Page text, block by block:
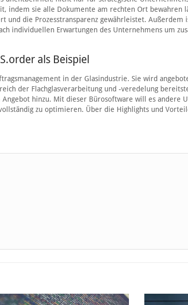
indem sie alle Dokumente am rechten Ort bewahren
und die Prozesstransparenz gewährleistet. Außerdem
individuellen Erwartungen des Unternehmens um
als Beispiel
in der Glasindustrie. Sie wird
der Flachglasverarbeitung und -veredelung
hinzu. Mit dieser Bürosoftware will es andere
zu optimieren. Über die Highlights und